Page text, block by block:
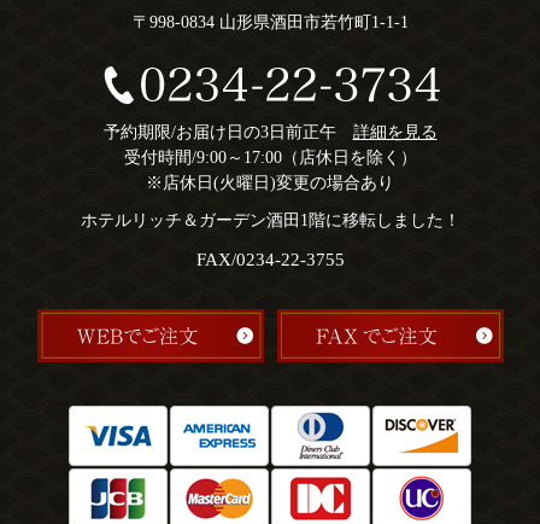
〒998-0834 山形県酒田市若竹町1-1-1
予約期限/お届け日の3日前正午 詳細を見る
受付時間/9:00～17:00（店休日を除く）
※店休日(火曜日)変更の場合あり
ホテルリッチ＆ガーデン酒田1階に移転しました！
FAX/0234-22-3755